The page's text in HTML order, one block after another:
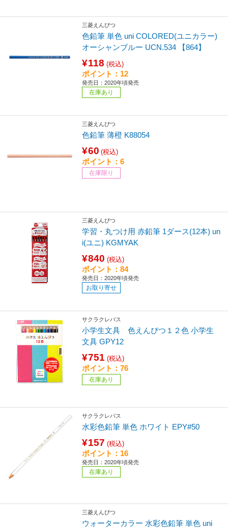
三菱えんぴつ
色鉛筆 単色 uni COLORED(ユニカラー)
オーシャンブルー UCN.534 【864】
¥118 (税込)
ポイント：12
発売日：2020年頃発売
在庫あり
三菱えんぴつ
色鉛筆 薄橙 K88054
¥60 (税込)
ポイント：6
在庫限り
三菱えんぴつ
学習・丸つけ用 赤鉛筆 1ダース(12本) un
i(ユニ) KGMYAK
¥840 (税込)
ポイント：84
発売日：2020年頃発売
お取り寄せ
サクラクレパス
小学生文具 色えんぴつ１２色 小学生
文具 GPY12
¥751 (税込)
ポイント：76
在庫あり
サクラクレパス
水彩色鉛筆 単色 ホワイト EPY#50
¥157 (税込)
ポイント：16
発売日：2020年頃発売
在庫あり
三菱えんぴつ
ウォーターカラー 水彩色鉛筆 単色 uni